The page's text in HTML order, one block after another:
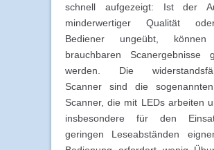
schnell aufgezeigt: Ist der
minderwertiger Qualität
Bediener ungeübt, können
brauchbaren Scanergebnisse
werden. Die
Scanner sind die
Scanner, die mit LEDs arbeiten
insbesondere für den
geringen Leseabständen